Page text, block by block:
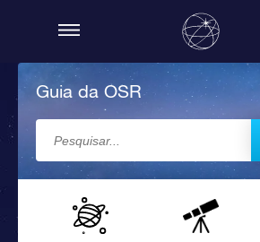
Guia da OSR